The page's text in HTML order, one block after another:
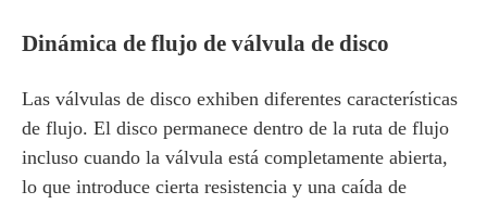
Dinámica de flujo de válvula de disco
Las válvulas de disco exhiben diferentes características
de flujo. El disco permanece dentro de la ruta de flujo
incluso cuando la válvula está completamente abierta,
lo que introduce cierta resistencia y una caída de